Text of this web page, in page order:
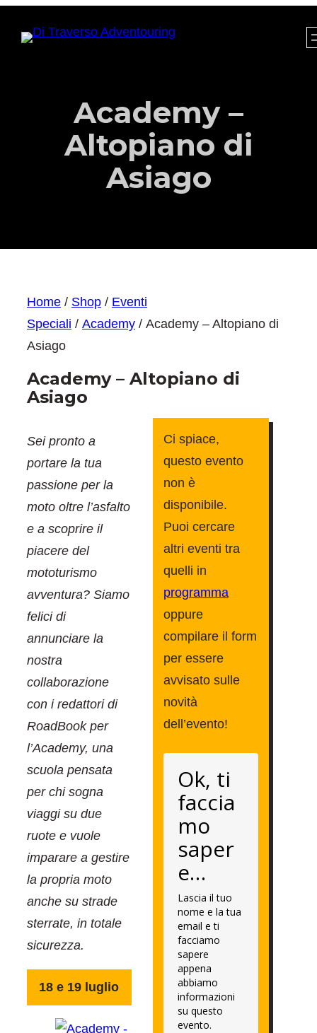
Academy –
Altopiano di
Asiago
Home / Shop / Eventi
Speciali / Academy / Academy – Altopiano di
Asiago
Academy – Altopiano di
Asiago
Sei pronto a
portare la tua
passione per la
moto oltre l’asfalto
e a scoprire il
piacere del
mototurismo
avventura? Siamo
felici di
annunciare la
nostra
collaborazione
con i redattori di
RoadBook per
l’Academy, una
scuola pensata
per chi sogna
viaggi su due
ruote e vuole
imparare a gestire
la propria moto
anche su strade
sterrate, in totale
sicurezza.
18 e 19 luglio
Ci spiace,
questo evento
non è
disponibile.
Puoi cercare
altri eventi tra
quelli in
programma
oppure
compilare il form
per essere
avvisato sulle
novità
dell’evento!
Ok, ti
faccia
mo
saper
e…
Lascia il tuo
nome e la tua
email e ti
facciamo
sapere
appena
abbiamo
informazioni
su questo
evento.